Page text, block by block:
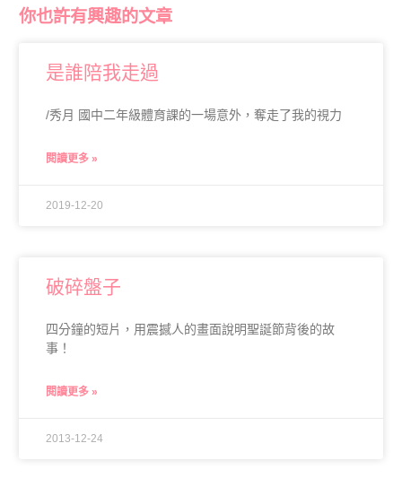
你也許有興趣的文章
是誰陪我走過
/秀月 國中二年級體育課的一場意外，奪走了我的視力
閱讀更多 »
2019-12-20
破碎盤子
四分鐘的短片，用震撼人的畫面說明聖誕節背後的故
事！
閱讀更多 »
2013-12-24